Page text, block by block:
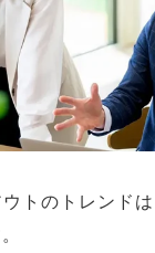
トのトレンド